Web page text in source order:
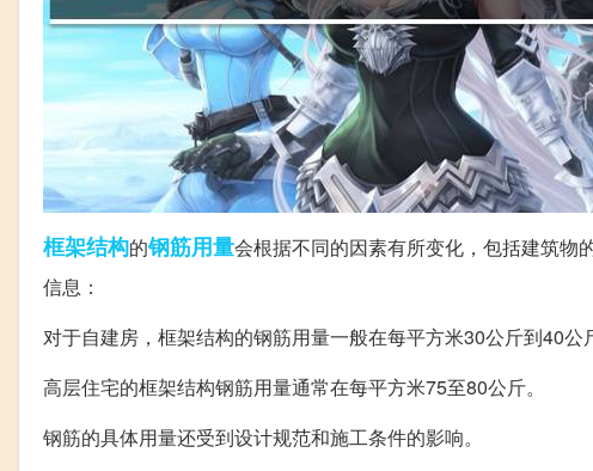
框架结构的钢筋用量会根据不同的因素有所变化，包括建筑物
信息：
对于自建房，框架结构的钢筋用量一般在每平方米30公斤到40公
高层住宅的框架结构钢筋用量通常在每平方米75至80公斤。
钢筋的具体用量还受到设计规范和施工条件的影响。